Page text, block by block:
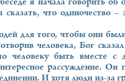
я начала говорить об
что одиночество –
для того, чтобы они
человека, Бог
человеку быть вместе
рассуждение.
И хотя люди из-за